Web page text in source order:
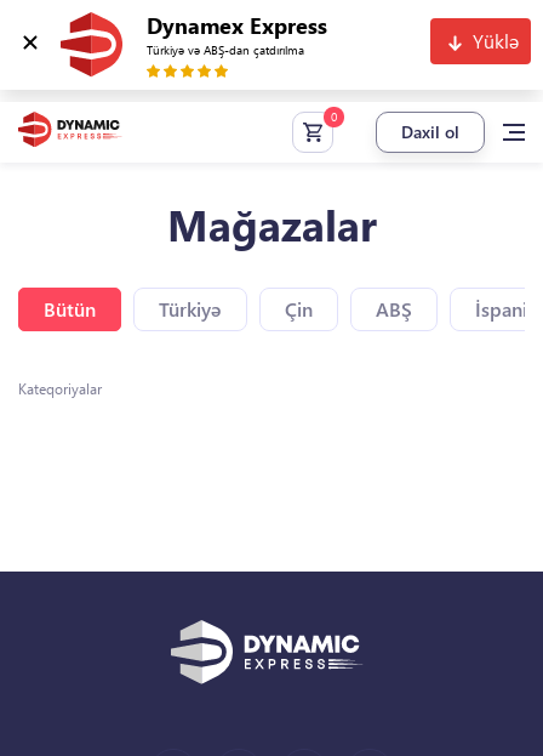
Dynamex Express
Türkiyə və ABŞ-dan çatdırılma Yüklə
Daxil ol
Mağazalar
Bütün Türkiyə Çin ABŞ
Kateqoriyalar